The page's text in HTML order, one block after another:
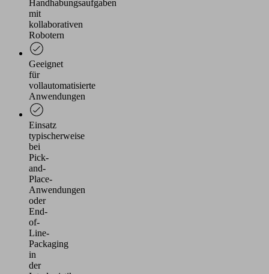
Details
durch
stimmen
Nutzung
Service
dieses
Video
anzusehen.
Powered
Handhabungsaufgaben
mit
kollaborativen
Robotern
Geeignet
für
vollautomatisierte
Anwendungen
Einsatz
typischerweise
bei
Pick-
and-
Place-
Anwendungen
oder
End-
of-
Line-
Packaging
in
der